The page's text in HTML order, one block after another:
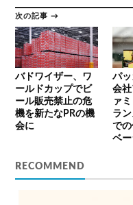
次の記事 →
バドワイザー、ワ
ールドカップでビ
ール販売禁止の危
機を新たなPRの機
会に
パ
会
ァ
ラ
で
ベ
RECOMMEND